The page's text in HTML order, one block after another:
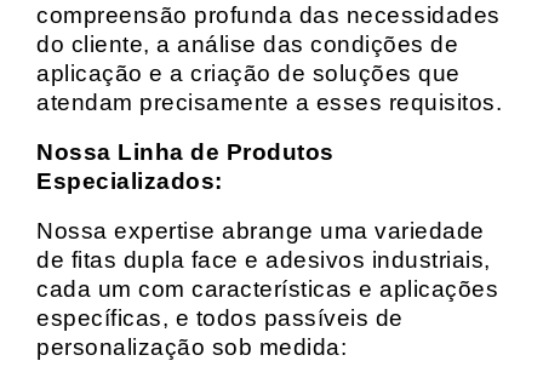
compreensão profunda das necessidades
do cliente, a análise das condições de
aplicação e a criação de soluções que
atendam precisamente a esses requisitos.
Nossa Linha de Produtos
Especializados:
Nossa expertise abrange uma variedade
de fitas dupla face e adesivos industriais,
cada um com características e aplicações
específicas, e todos passíveis de
personalização sob medida: